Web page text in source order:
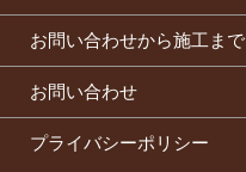
お問い合わせから施工まで
お問い合わせ
プライバシーポリシー